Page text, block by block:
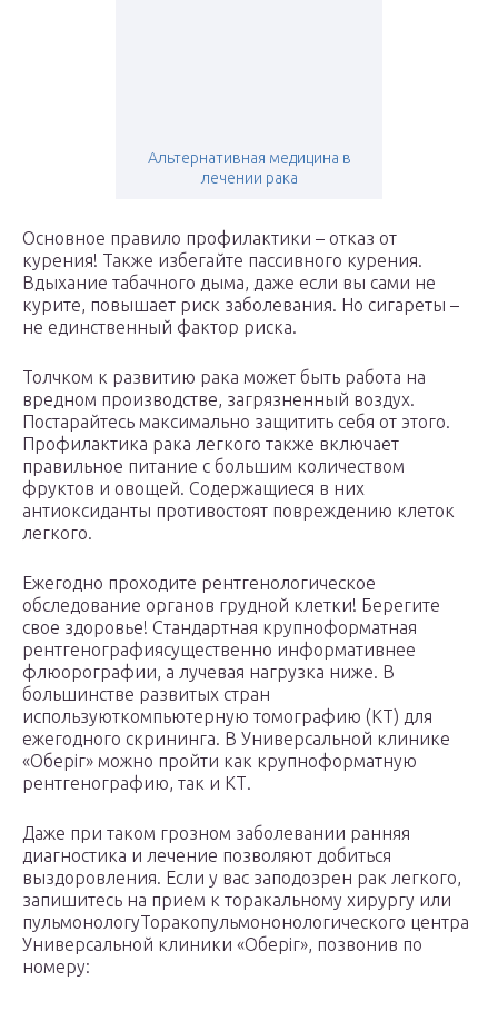
Альтернативная медицина в
лечении рака
Основное правило профилактики – отказ от
курения! Также избегайте пассивного курения.
Вдыхание табачного дыма, даже если вы сами не
курите, повышает риск заболевания. Но сигареты –
не единственный фактор риска.
Толчком к развитию рака может быть работа на
вредном производстве, загрязненный воздух.
Постарайтесь максимально защитить себя от этого.
Профилактика рака легкого также включает
правильное питание с большим количеством
фруктов и овощей. Содержащиеся в них
антиоксиданты противостоят повреждению клеток
легкого.
Ежегодно проходите рентгенологическое
обследование органов грудной клетки! Берегите
свое здоровье! Стандартная крупноформатная
рентгенографиясущественно информативнее
флюорографии, а лучевая нагрузка ниже. В
большинстве развитых стран
используюткомпьютерную томографию (КТ) для
ежегодного скрининга. В Универсальной клинике
«Оберіг» можно пройти как крупноформатную
рентгенографию, так и КТ.
Даже при таком грозном заболевании ранняя
диагностика и лечение позволяют добиться
выздоровления. Если у вас заподозрен рак легкого,
запишитесь на прием к торакальному хирургу или
пульмонологуТоракопульмононологического центра
Универсальной клиники «Оберіг», позвонив по
номеру: